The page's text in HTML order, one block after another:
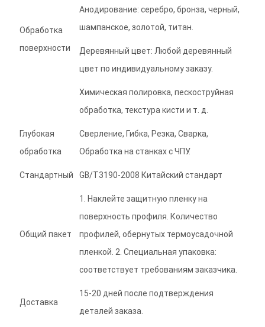
Обработка
поверхности
Анодирование: серебро, бронза, черный,
шампанское, золотой, титан.
Деревянный цвет: Любой деревянный
цвет по индивидуальному заказу.
Химическая полировка, пескоструйная
обработка, текстура кисти и т. д.
Глубокая
обработка
Сверление, Гибка, Резка, Сварка,
Обработка на станках с ЧПУ.
Стандартный GB/T3190-2008 Китайский стандарт
Общий пакет
1. Наклейте защитную пленку на
поверхность профиля. Количество
профилей, обернутых термоусадочной
пленкой. 2. Специальная упаковка:
соответствует требованиям заказчика.
Доставка
15-20 дней после подтверждения
деталей заказа.